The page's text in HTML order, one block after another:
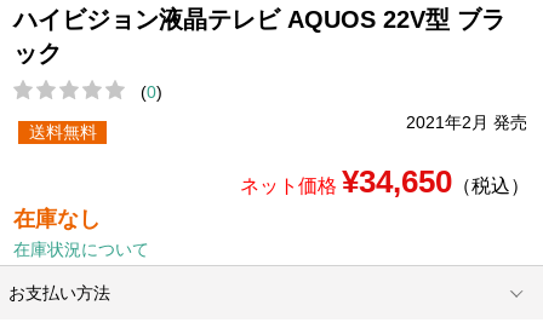
ハイビジョン液晶テレビ AQUOS 22V型 ブラ
ック
(0)
2021年2月 発売
送料無料
ネット価格 ¥34,650（税込）
在庫なし
在庫状況について
お支払い方法